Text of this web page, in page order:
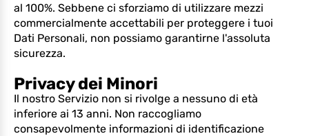
al 100%. Sebbene ci sforziamo di utilizzare mezzi
commercialmente accettabili per proteggere i tuoi
Dati Personali, non possiamo garantirne l'assoluta
sicurezza.
Privacy dei Minori
Il nostro Servizio non si rivolge a nessuno di età
inferiore ai 13 anni. Non raccogliamo
consapevolmente informazioni di identificazione